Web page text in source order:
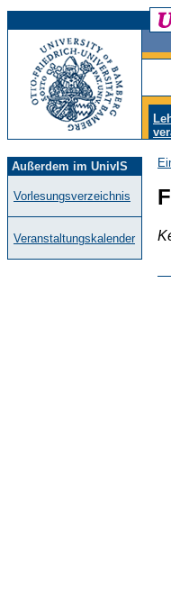
Außerdem im UnivIS
Vorlesungsverzeichnis
Veranstaltungskalender